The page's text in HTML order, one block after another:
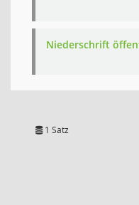
Niederschrift
1 Satz